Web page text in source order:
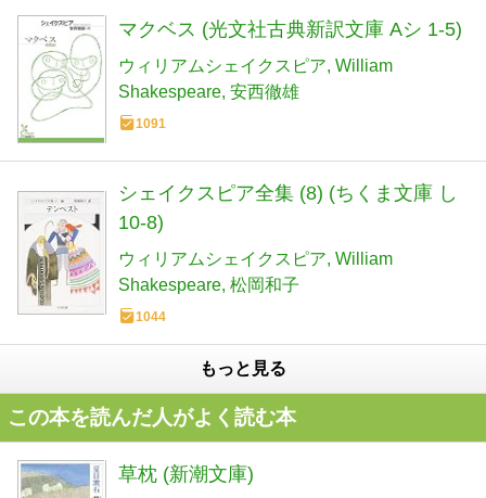
マクベス (光文社古典新訳文庫 Aシ 1-5)
ウィリアムシェイクスピア William
Shakespeare 安西徹雄
1091
シェイクスピア全集 (8) (ちくま文庫 し
10-8)
ウィリアムシェイクスピア William
Shakespeare 松岡和子
1044
もっと見る
この本を読んだ人がよく読む本
草枕 (新潮文庫)